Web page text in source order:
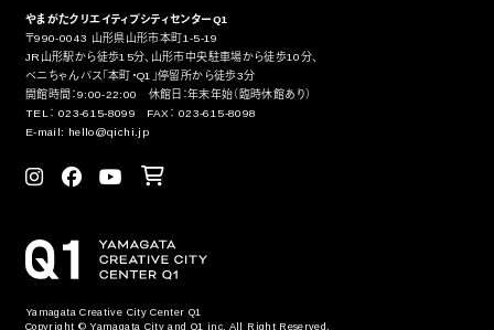
やまがたクリエイティブシティセンターQ1
〒990-0043 山形県山形市本町1-5-19
JR山形駅から徒歩15分、山形市中央駐車場から徒歩10分、
ベニちゃんバス「本町・Q1」停留所から徒歩3分
開館時間：9:00-22:00 休館日：年末年始（臨時休館あり）
TEL： 023-615-8099 FAX： 023-615-8098
E-mail: hello@qichi.jp
Yamagata Creative City Center Q1
Copyright © Yamagata City and Q1 inc. All Right Reserved.